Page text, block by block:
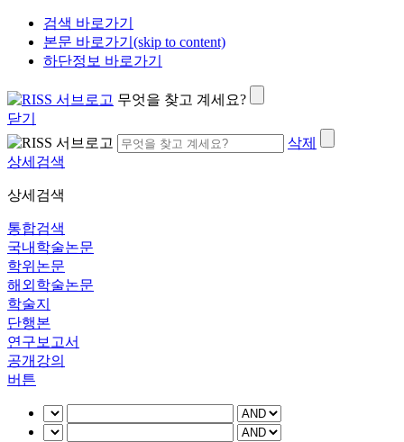
검색 바로가기
본문 바로가기(skip to content)
하단정보 바로가기
무엇을 찾고 계세요?
닫기
삭제
상세검색
상세검색
통합검색
국내학술논문
학위논문
해외학술논문
학술지
단행본
연구보고서
공개강의
버튼